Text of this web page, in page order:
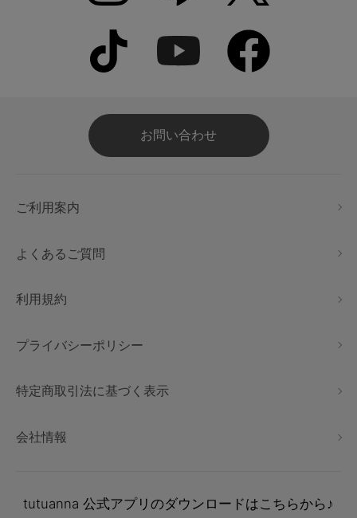
お問い合わせ
ご利用案内
よくあるご質問
利用規約
プライバシーポリシー
特定商取引法に基づく表示
会社情報
tutuanna 公式アプリのダウンロードはこちらから♪